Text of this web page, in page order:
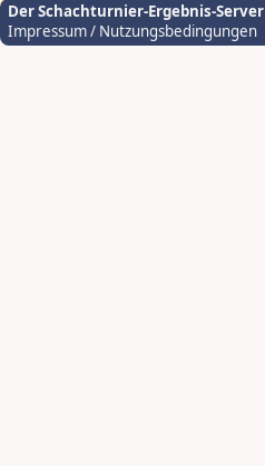
Der Schachturnier-Ergebnis-Server
Impressum / Nutzungsbedingungen